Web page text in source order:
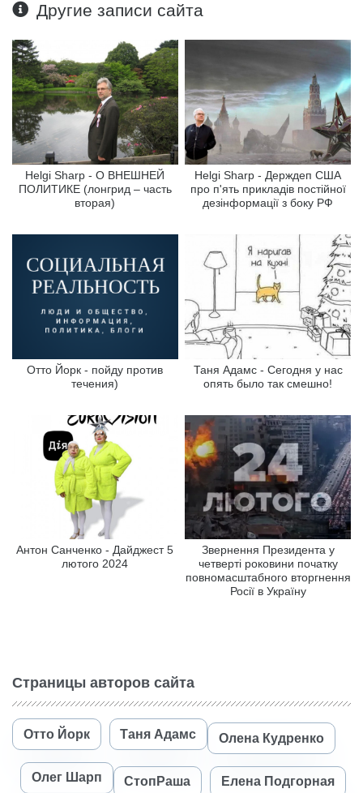
Другие записи сайта
Helgi Sharp - О ВНЕШНЕЙ
ПОЛИТИКЕ (лонгрид – часть
вторая)
Helgi Sharp - Держдеп США
про п'ять прикладів постійної
дезінформації з боку РФ
Отто Йорк - пойду против
течения)
Таня Адамс - Сегодня у нас
опять было так смешно!
Антон Санченко - Дайджест 5
лютого 2024
Звернення Президента у
четверті роковини початку
повномасштабного вторгнення
Росії в Україну
Страницы авторов сайта
Отто Йорк Таня Адамс Олена Кудренко
Олег Шарп СтопРаша Елена Подгорная